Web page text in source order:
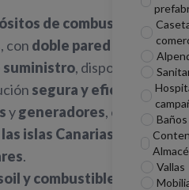
Vallas
de combustible
, con doble pared
suministro, disponibles en
segura y eficiente
para
ygeneradores, con
islas Canarias
.
y combustible
destacan